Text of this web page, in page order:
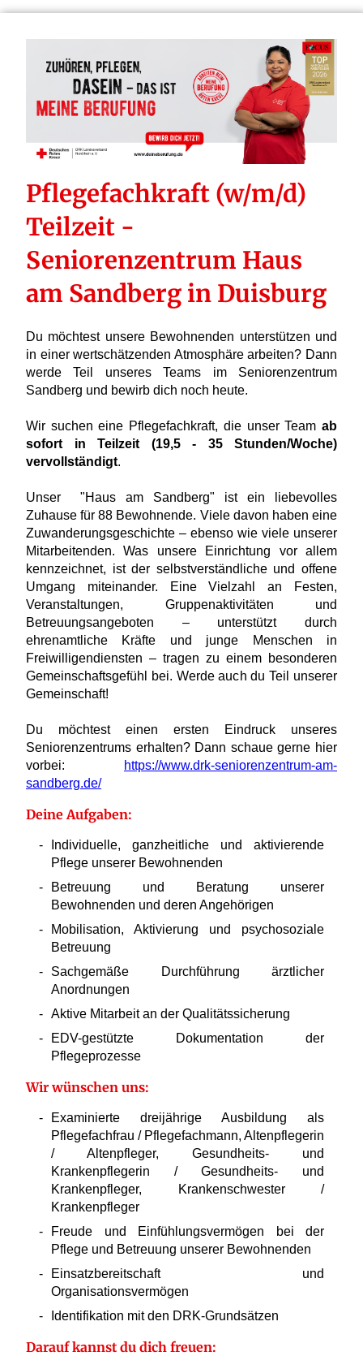
Pflegefachkraft (w/m/d)
Teilzeit -
Seniorenzentrum Haus
am Sandberg in Duisburg
Du möchtest unsere Bewohnenden unterstützen und
in einer wertschätzenden Atmosphäre arbeiten? Dann
werde Teil unseres Teams im Seniorenzentrum
Sandberg und bewirb dich noch heute.
Wir suchen eine Pflegefachkraft, die unser Team ab
sofort in Teilzeit (19,5 - 35 Stunden/Woche)
vervollständigt.
Unser "Haus am Sandberg" ist ein liebevolles
Zuhause für 88 Bewohnende. Viele davon haben eine
Zuwanderungsgeschichte – ebenso wie viele unserer
Mitarbeitenden. Was unsere Einrichtung vor allem
kennzeichnet, ist der selbstverständliche und offene
Umgang miteinander. Eine Vielzahl an Festen,
Veranstaltungen, Gruppenaktivitäten und
Betreuungsangeboten – unterstützt durch
ehrenamtliche Kräfte und junge Menschen in
Freiwilligendiensten – tragen zu einem besonderen
Gemeinschaftsgefühl bei. Werde auch du Teil unserer
Gemeinschaft!
Du möchtest einen ersten Eindruck unseres
Seniorenzentrums erhalten? Dann schaue gerne hier
vorbei:
https://www.drk-seniorenzentrum-am-
sandberg.de/
Deine Aufgaben:
Individuelle, ganzheitliche und aktivierende
Pflege unserer Bewohnenden
Betreuung und Beratung unserer
Bewohnenden und deren Angehörigen
Mobilisation, Aktivierung und psychosoziale
Betreuung
Sachgemäße Durchführung ärztlicher
Anordnungen
Aktive Mitarbeit an der Qualitätssicherung
EDV-gestützte Dokumentation der
Pflegeprozesse
Wir wünschen uns:
Examinierte dreijährige Ausbildung als
Pflegefachfrau / Pflegefachmann, Altenpflegerin
/ Altenpfleger, Gesundheits- und
Krankenpflegerin / Gesundheits- und
Krankenpfleger, Krankenschwester /
Krankenpfleger
Freude und Einfühlungsvermögen bei der
Pflege und Betreuung unserer Bewohnenden
Einsatzbereitschaft und
Organisationsvermögen
Identifikation mit den DRK-Grundsätzen
Darauf kannst du dich freuen: